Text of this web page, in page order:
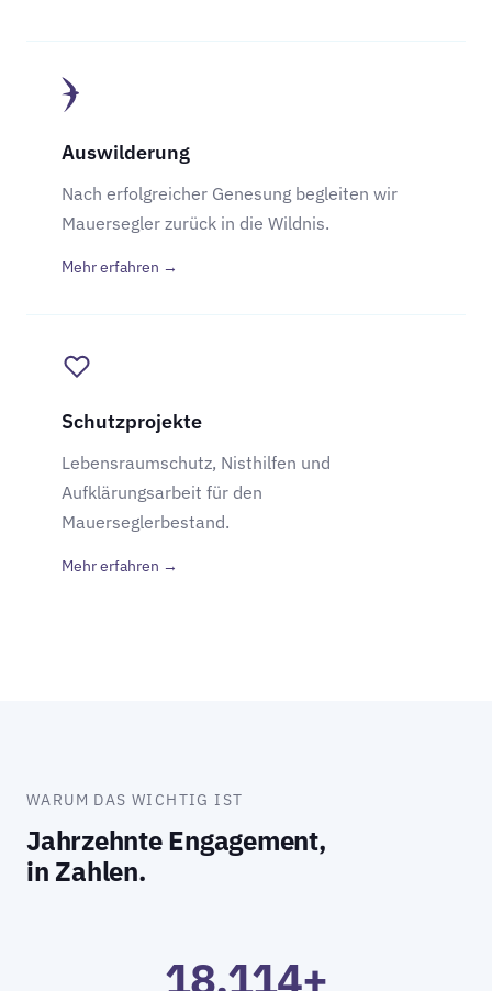
Auswilderung
Nach erfolgreicher Genesung begleiten wir
Mauersegler zurück in die Wildnis.
Mehr erfahren →
Schutzprojekte
Lebensraumschutz, Nisthilfen und
Aufklärungsarbeit für den
Mauerseglerbestand.
Mehr erfahren →
WARUM DAS WICHTIG IST
Jahrzehnte Engagement,
in Zahlen.
18.114+